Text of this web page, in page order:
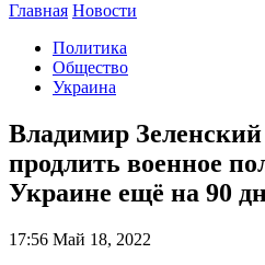
Главная Новости
Политика
Общество
Украина
Владимир Зеленский
продлить военное
Украине ещё на 90
17:56 Май 18, 2022